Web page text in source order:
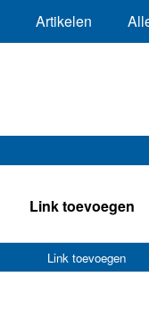
Artikelen
Link toevoegen
Link toevoegen